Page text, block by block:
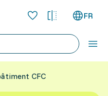
FR
CFC